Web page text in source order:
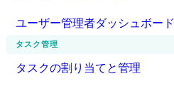
ユーザー管理者ダッシュボード
タスク管理
タスクの割り当てと管理